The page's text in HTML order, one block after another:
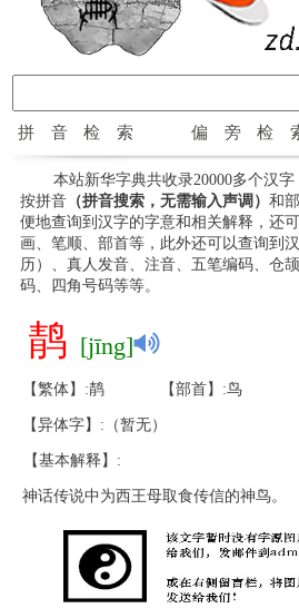
拼音检索 偏旁检
本站新华字典共收录20000多个汉
按拼音（拼音搜索，无需输入声调） 和
便地查询到汉字的字意和相关解释，还
画、笔顺、部首等，此外还可以查询到
历）、真人发音、注音、五笔编码、仓
码、四角号码等等。
䴖 [jīng]
【繁体】:䴖 【部首】:鸟
【异体字】:（暂无）
【基本解释】:
神话传说中为西王母取食传信的神鸟。